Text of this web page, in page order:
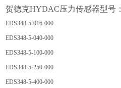
贺德克HYDAC压力传感器型号：
EDS348-5-016-000
EDS348-5-040-000
EDS348-5-100-000
EDS348-5-250-000
EDS348-5-400-000